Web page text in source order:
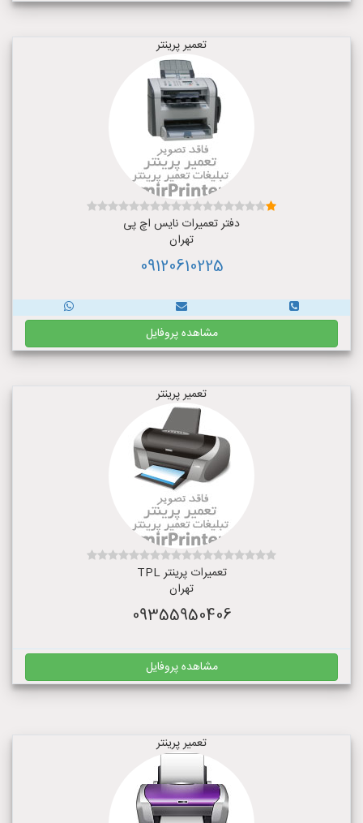
تعمیر پرینتر
دفتر تعمیرات نایس اچ پی
تهران
09120610225
مشاهده پروفایل
تعمیر پرینتر
تعمیرات پرینتر TPL
تهران
09355950406
مشاهده پروفایل
تعمیر پرینتر